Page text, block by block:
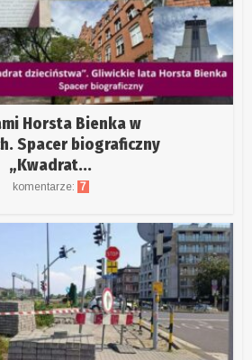
Horsta Bienka w
Spacer biograficzny
„Kwadrat...
komentarze: 7